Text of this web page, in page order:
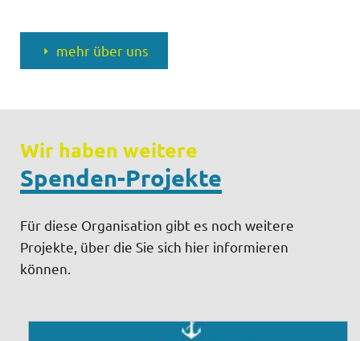
mehr über uns
Wir haben weitere
Spenden-Projekte
Für diese Organisation gibt es noch weitere
Projekte, über die Sie sich hier informieren
können.